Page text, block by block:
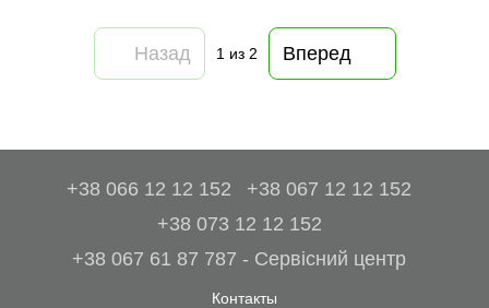
Назад 1 из 2 Вперед
+38 066 12 12 152
+38 067 12 12 152
+38 073 12 12 152
+38 067 61 87 787 - Сервісний центр
Контакты